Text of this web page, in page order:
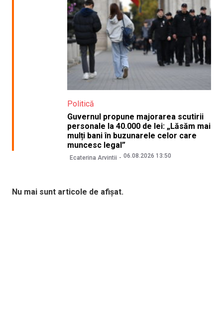
Politică
Guvernul propune majorarea scutirii
personale la 40.000 de lei: „Lăsăm mai
mulți bani în buzunarele celor care
muncesc legal”
Ecaterina Arvintii 06.08.2026 13:50
Nu mai sunt articole de afișat.